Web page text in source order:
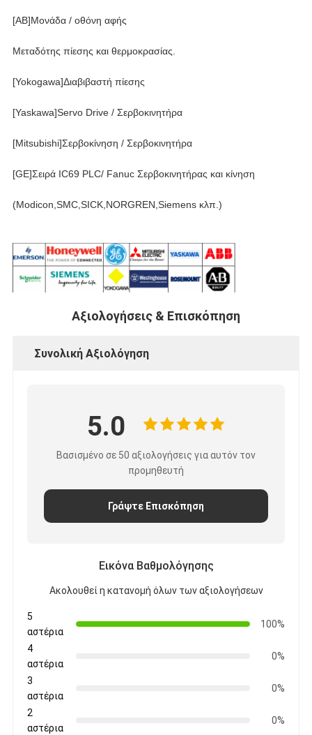
[AB]Μονάδα / οθόνη αφής
Μεταδότης πίεσης και θερμοκρασίας.
[Yokogawa]Διαβιβαστή πίεσης
[Yaskawa]Servo Drive / Σερβοκινητήρα
[Mitsubishi]Σερβοκίνηση / Σερβοκινητήρα
[GE]Σειρά IC69 PLC/ Fanuc Σερβοκινητήρας και κίνηση
(Modicon,SMC,SICK,NORGREN,Siemens κλπ.)
Αξιολογήσεις & Επισκόπηση
Συνολική Αξιολόγηση
5.0
Βασισμένο σε 50 αξιολογήσεις για αυτόν τον
προμηθευτή
Γράψτε Επισκόπηση
Εικόνα Βαθμολόγησης
Ακολουθεί η κατανομή όλων των αξιολογήσεων
5
αστέρια
100%
4
αστέρια
0%
3
αστέρια
0%
2
αστέρια
0%